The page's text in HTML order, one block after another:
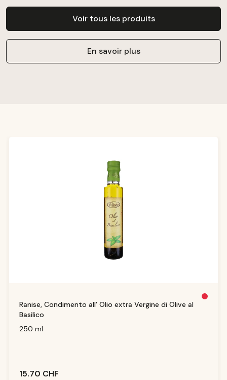
Voir tous les produits
En savoir plus
Ranise, Condimento all' Olio extra Vergine di Olive al
Basilico
250 ml
15.70 CHF